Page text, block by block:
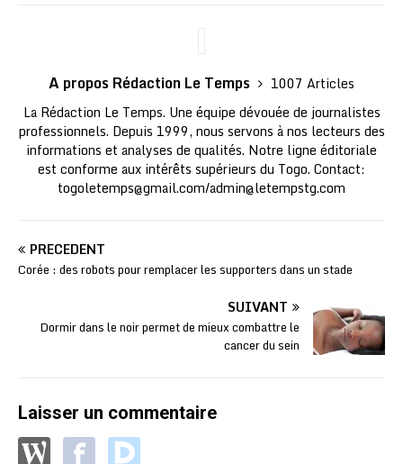
A propos Rédaction Le Temps
1007 Articles
La Rédaction Le Temps. Une équipe dévouée de journalistes
professionnels. Depuis 1999, nous servons à nos lecteurs des
informations et analyses de qualités. Notre ligne éditoriale
est conforme aux intérêts supérieurs du Togo. Contact:
togoletemps@gmail.com/admin@letempstg.com
PRÉCÉDENT
Corée : des robots pour remplacer les supporters dans un stade
SUIVANT
Dormir dans le noir permet de mieux combattre le
cancer du sein
Laisser un commentaire